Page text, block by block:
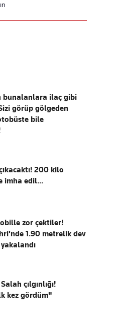
bunalanlara ilaç gibi
görüp gölgeden
bile
200 kilo
imha edil...
zor çektiler!
1.90 metrelik dev
yakalandı
çılgınlığı!
kez gördüm"